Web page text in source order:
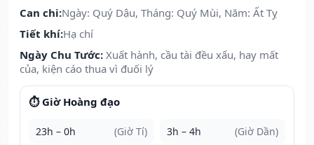
Can chi:Ngày: Quý Dậu, Tháng: Quý Mùi, Năm: Ất Tỵ
Tiết khí:Hạ chí
Ngày Chu Tước: Xuất hành, cầu tài đều xấu, hay mất
của, kiện cáo thua vì đuối lý
⏱️ Giờ Hoàng đạo
23h – 0h (Giờ Tí) 3h – 4h (Giờ Dần)